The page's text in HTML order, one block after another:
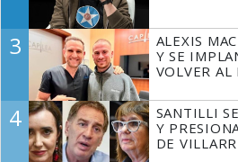
3
ALEXIS
Y SE
VOLVER AL
4
SANTILLI
Y
DE